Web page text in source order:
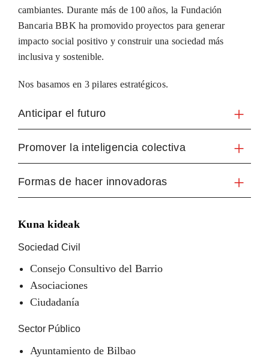
cambiantes. Durante más de 100 años, la Fundación
Bancaria BBK ha promovido proyectos para generar
impacto social positivo y construir una sociedad más
inclusiva y sostenible.
Nos basamos en 3 pilares estratégicos.
Anticipar el futuro
Promover la inteligencia colectiva
Formas de hacer innovadoras
Kuna kideak
Sociedad Civil
Consejo Consultivo del Barrio
Asociaciones
Ciudadanía
Sector Público
Ayuntamiento de Bilbao